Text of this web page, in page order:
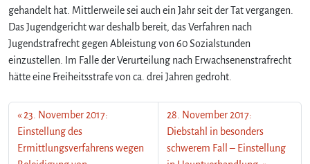
gehandelt hat. Mittlerweile sei auch ein Jahr seit der Tat vergangen.
Das Jugendgericht war deshalb bereit, das Verfahren nach
Jugendstrafrecht gegen Ableistung von 60 Sozialstunden
einzustellen. Im Falle der Verurteilung nach Erwachsenenstrafrecht
hätte eine Freiheitsstrafe von ca. drei Jahren gedroht.
23. November 2017:
Einstellung des
Ermittlungsverfahrens wegen
28. November 2017:
Diebstahl in besonders
schwerem Fall – Einstellung